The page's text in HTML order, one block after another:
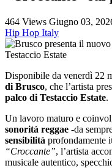
464 Views Giugno 03,
Hip Hop Italy
Disponibile da venerdì 22
di Brusco, che l’artista
palco di Testaccio Estate.
Un lavoro maturo e
sonorità reggae -da
sensibilità profondamente i
“Croccante”, l’artista
musicale autentico,